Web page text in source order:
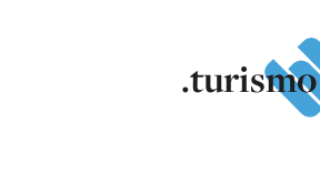
.turismo